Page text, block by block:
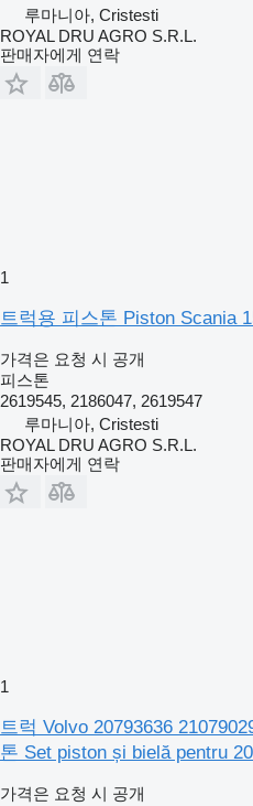
루마니아, Cristesti
ROYAL DRU AGRO S.R.L.
판매자에게 연락
1
트럭용 피스톤 Piston Scania
가격은 요청 시 공개
피스톤
2619545, 2186047, 2619547
루마니아, Cristesti
ROYAL DRU AGRO S.R.L.
판매자에게 연락
1
트럭 Volvo 20793636
톤 Set piston și bielă pentru
가격은 요청 시 공개